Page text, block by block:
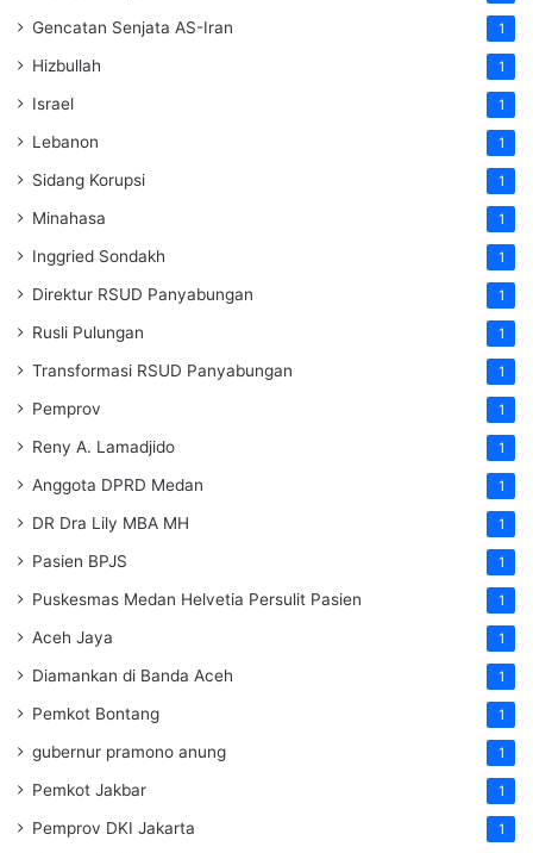
Gencatan Senjata AS-Iran 1
Hizbullah 1
Israel 1
Lebanon 1
Sidang Korupsi 1
Minahasa 1
Inggried Sondakh 1
Direktur RSUD Panyabungan 1
Rusli Pulungan 1
Transformasi RSUD Panyabungan 1
Pemprov 1
Reny A. Lamadjido 1
Anggota DPRD Medan 1
DR Dra Lily MBA MH 1
Pasien BPJS 1
Puskesmas Medan Helvetia Persulit Pasien 1
Aceh Jaya 1
Diamankan di Banda Aceh 1
Pemkot Bontang 1
gubernur pramono anung 1
Pemkot Jakbar 1
Pemprov DKI Jakarta 1